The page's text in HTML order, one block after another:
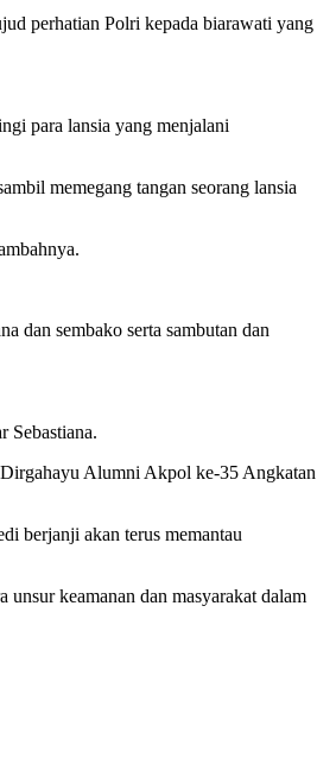
perhatian Polri kepada biarawati yang
para lansia yang menjalani
memegang tangan seorang lansia
dan sembako serta sambutan dan
Sebastiana.
Dirgahayu Alumni Akpol ke-35 Angkatan
berjanji akan terus memantau
keamanan dan masyarakat dalam